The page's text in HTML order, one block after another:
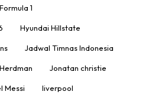
Formula 1
Hyundai Hillstate
Jadwal Timnas Indonesia
Jonatan christie
Messi liverpool